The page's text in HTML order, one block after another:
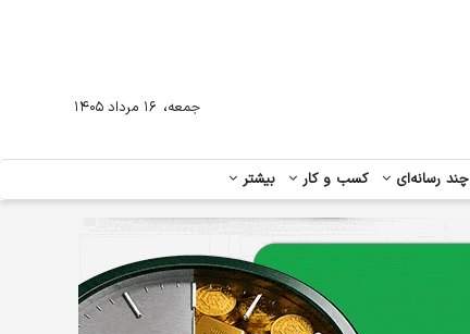
چند رسانه‌ای کسب و کار بیشتر
جمعه، ۱۶ مرداد ۱۴۰۵